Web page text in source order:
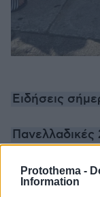
Protothema -
Information
Ειδήσεις
Αυτοκίνητο